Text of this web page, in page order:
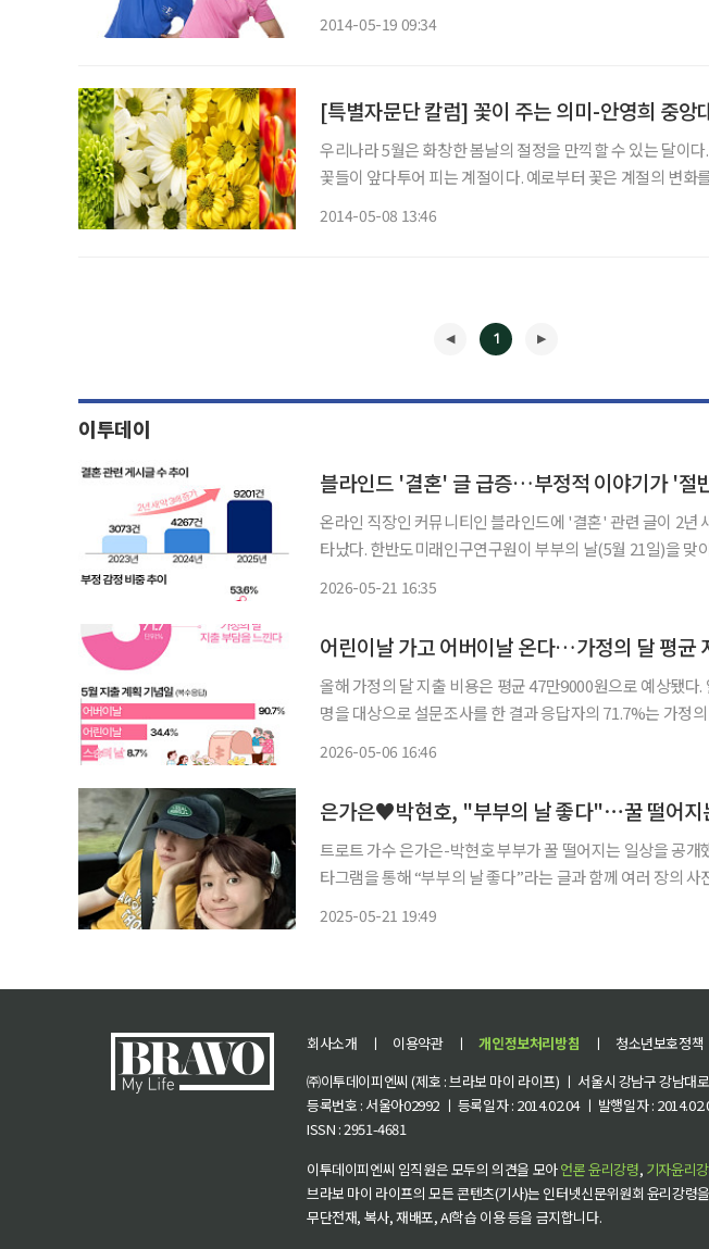
2014-05-19 09:34
[특별자문단 칼럼] 꽃이 주는 의미-안영희 중앙
우리나라 5월은 화창한 봄날의 절정을 만끽할 수 있는 달이
꽃들이 앞다투어 피는 계절이다. 예로부터 꽃은 계절의 변화를 일깨우는 상징물이다. 5월의
2014-05-08 13:46
1
이투데이
블라인드 '결혼' 글 급증…부정적 이야기가 '절
온라인 직장인 커뮤니티인 블라인드에 '결혼' 관련 글이 2년
타났다. 한반도미래인구연구원이 부부의 날(5월 21일)을 맞아 블라인드에 게시된 글을 분석
2026-05-21 16:35
올해 가정의 달 지출 비용은 평균 47만9000원으로 예상됐다. 알바천국이 4월 개인 회원 1604
명을 대상으로 설문조사를 한 결과 응답자의 71.7%는 가정
2026-05-06 16:46
트로트 가수 은가은-박현호 부부가 꿀 떨어지는 일상을 공개했다. 21일 은가은은 자신
타그램을 통해 “부부의 날 좋다”라는 글과 함께 여러 장의 사진과 영
2025-05-21 19:49
회사소개 ㅣ 이용약관 ㅣ 개인정보처리방침 ㅣ 청소년보호정책
㈜이투데이피엔씨 (제호 : 브라보 마이 라이프) ㅣ 서울시 강남구 강남
등록번호 : 서울아02992 ㅣ 등록일자 : 2014.02.04 ㅣ 발행일자 :
ISSN : 2951-4681
이투데이피엔씨 임직원은 모두의 의견을 모아언론 윤리강령, 기자윤리
브라보 마이 라이프의 모든 콘텐츠(기사)는 인터넷신문위원회 윤리강령
무단전재, 복사, 재배포, AI학습 이용 등을 금지합니다.